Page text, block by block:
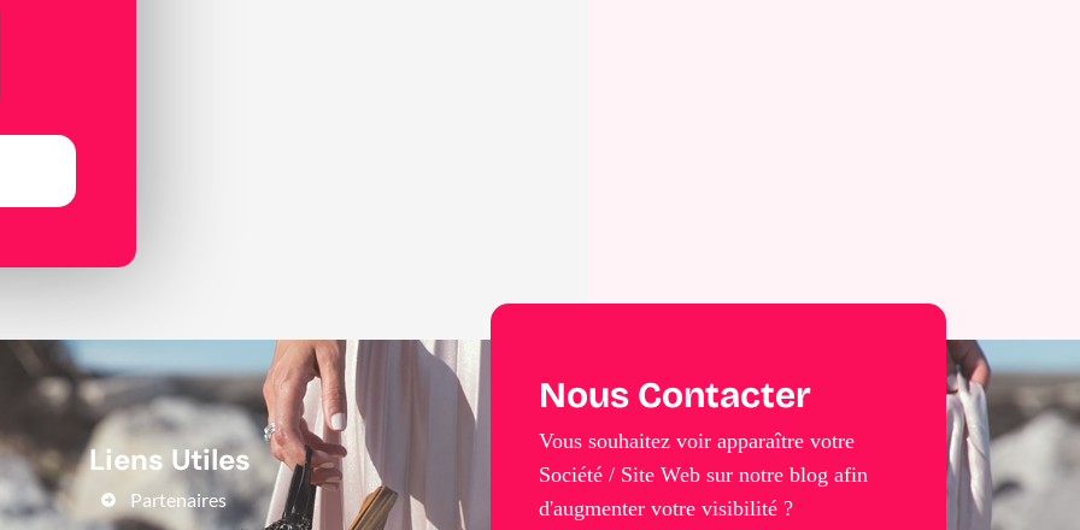
Liens Utiles
Partenaires
Nous Contacter
Vous souhaitez voir apparaître votre
Société / Site Web sur notre blog afin
d'augmenter votre visibilité ?